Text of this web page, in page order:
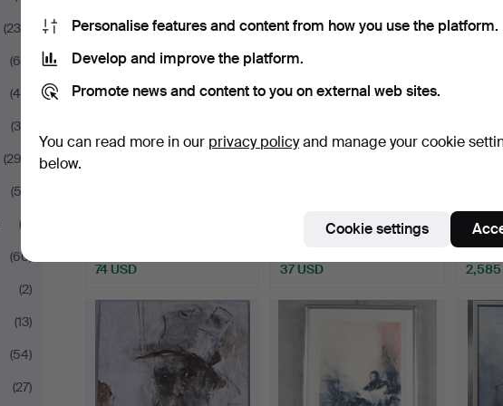
(239)
(68)
(45)
(36)
(292)
(52)
(3)
(60)
(2)
(13)
(54)
(27)
74 USD
Hammered 10 May 2015
37 USD
28 bids
2,585
Personalise features and content from how you use the platform.
Develop and improve the platform.
Promote news and content to you on external web sites.
You can read more in our privacy policyand manage your cookie
below.
Cookie settings